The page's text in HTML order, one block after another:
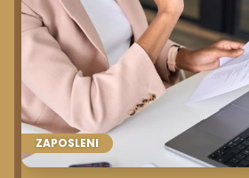
ZAPOSLENI